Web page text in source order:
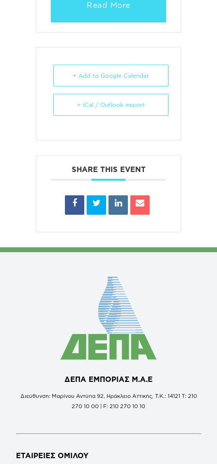
Read More
+ Add to Google Calendar
+ iCal / Outlook export
SHARE THIS EVENT
ΔΕΠΑ ΕΜΠΟΡΙΑΣ Μ.Α.Ε
Διεύθυνση: Μαρίνου Αντύπα 92, Ηράκλειο Αττικής, Τ.Κ.: 14121 Τ: 210
270 10 00 | F: 210 270 10 10
ΕΤΑΙΡΕΙΕΣ ΟΜΙΛΟΥ